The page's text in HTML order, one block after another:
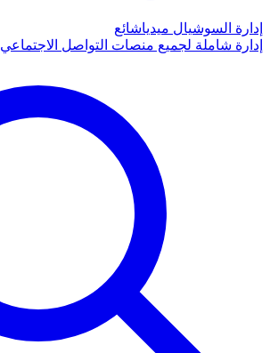
إدارة السوشيال ميدياشائع
إدارة شاملة لجميع منصات التواصل الاجتماعي